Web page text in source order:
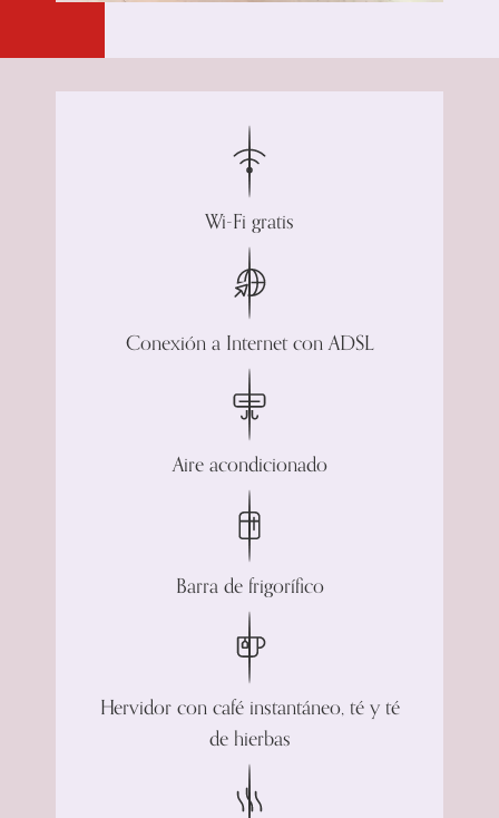
Wi-Fi gratis
Conexión a Internet con ADSL
Aire acondicionado
Barra de frigorífico
Hervidor con café instantáneo, té y té
de hierbas